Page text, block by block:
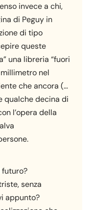
invece a chi,
di Peguy in
di tipo
queste
una libreria “fuori
nel
che ancora (…
qualche decina di
l’opera della
senza
appunto?